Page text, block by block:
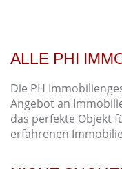
ALLE PHI
Die PH
Angebot an
das perfekte Objekt
erfahrenen